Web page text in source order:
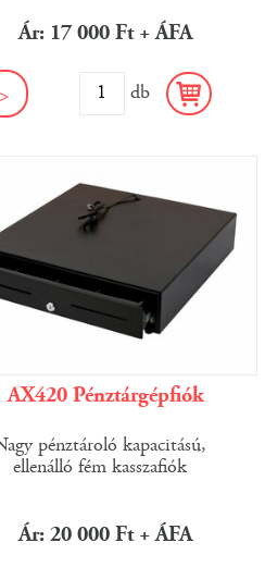
Ár: 17 000 Ft + ÁFA
db
AX420 Pénztárgépfiók
pénztároló kapacitású,
ellenálló fém kasszafiók
Ár: 20 000 Ft + ÁFA